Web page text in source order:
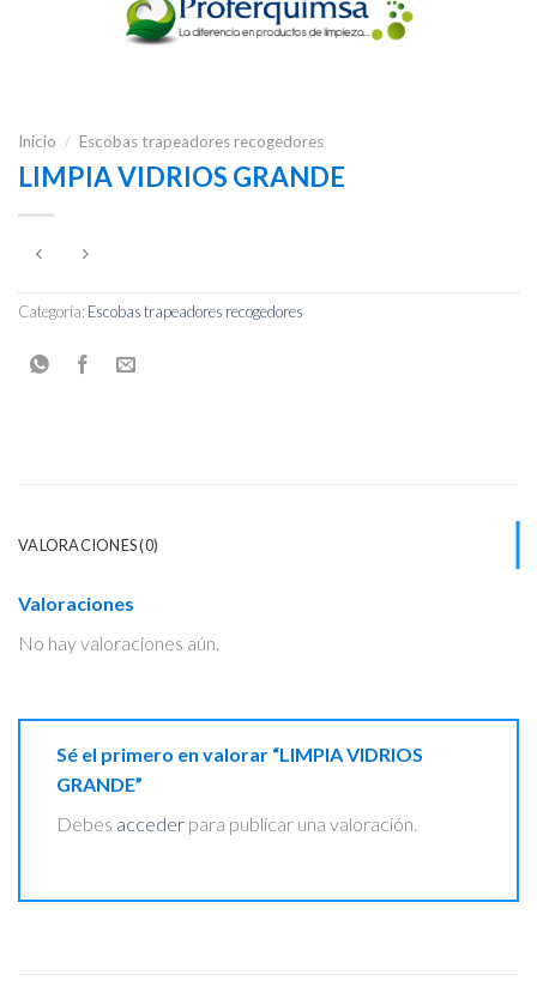
Inicio / Escobas trapeadores recogedores
LIMPIA VIDRIOS GRANDE
Categoría: Escobas trapeadores recogedores
VALORACIONES (0)
Valoraciones
No hay valoraciones aún.
Sé el primero en valorar “LIMPIA VIDRIOS
GRANDE”
Debes acceder para publicar una valoración.